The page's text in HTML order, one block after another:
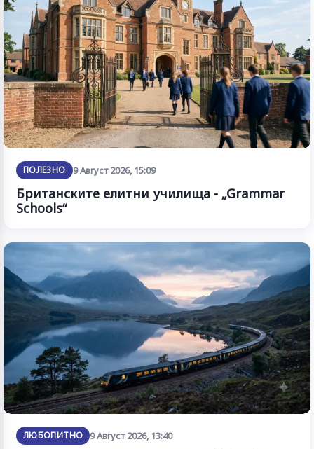
ПОЛЕЗНО 9 Август 2026, 15:09
Британските елитни училища - „Grammar
Schools“
ЛЮБОПИТНО 9 Август 2026, 13:40